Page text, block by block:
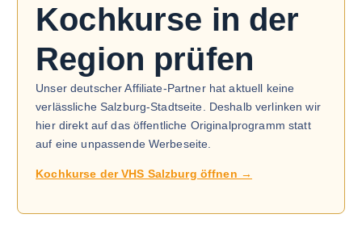
Kochkurse in der
Region prüfen
Unser deutscher Affiliate-Partner hat aktuell keine
verlässliche Salzburg-Stadtseite. Deshalb verlinken wir
hier direkt auf das öffentliche Originalprogramm statt
auf eine unpassende Werbeseite.
Kochkurse der VHS Salzburg öffnen →